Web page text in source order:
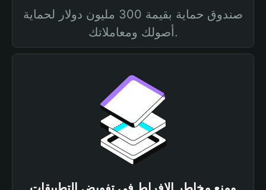
صندوق حماية بقيمة 300 مليون دولار لحماية
أصولك ومعاملاتك.